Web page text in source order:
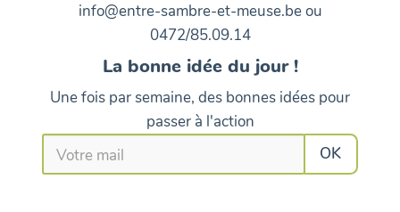
info@entre-sambre-et-meuse.be ou
0472/85.09.14
La bonne idée du jour !
Une fois par semaine, des bonnes idées pour
passer à l'action